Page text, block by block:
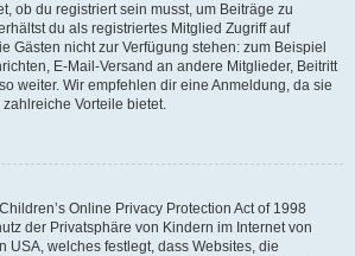
ob du registriert sein musst, um Beiträge zu
du als registriertes Mitglied Zugriff auf
Gästen nicht zur Verfügung stehen: zum Beispiel
E-Mail-Versand an andere Mitglieder, Beitritt
weiter. Wir empfehlen dir eine Anmeldung, da sie
Vorteile bietet.
Online Privacy Protection Act of 1998
der Privatsphäre von Kindern im Internet von
USA, welches festlegt, dass Websites, die